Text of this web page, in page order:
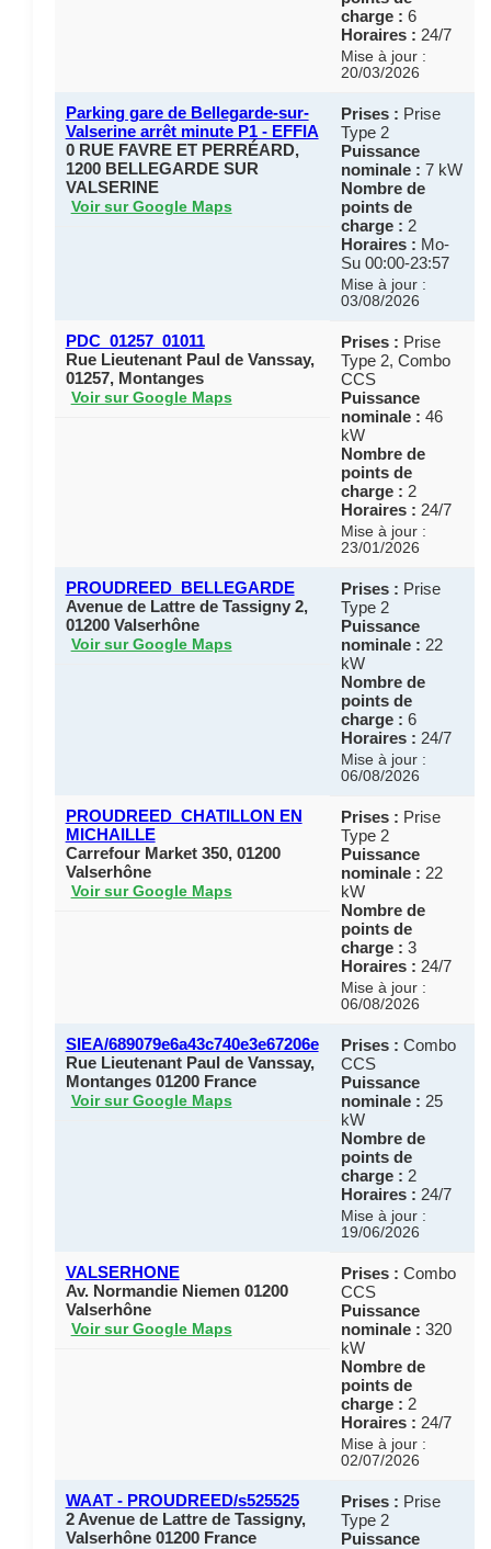
charge : 6
Horaires : 24/7
Mise à jour :
20/03/2026
Parking gare de Bellegarde-sur-
Valserine arrêt minute P1 - EFFIA
0 RUE FAVRE ET PERRÉARD,
1200 BELLEGARDE SUR
VALSERINE
Voir sur Google Maps
Prises : Prise
Type 2
Puissance
nominale : 7 kW
Nombre de
points de
charge : 2
Horaires : Mo-
Su 00:00-23:57
Mise à jour :
03/08/2026
PDC_01257_01011
Rue Lieutenant Paul de Vanssay,
01257, Montanges
Voir sur Google Maps
Prises : Prise
Type 2, Combo
CCS
Puissance
nominale : 46
kW
Nombre de
points de
charge : 2
Horaires : 24/7
Mise à jour :
23/01/2026
PROUDREED_BELLEGARDE
Avenue de Lattre de Tassigny 2,
01200 Valserhône
Voir sur Google Maps
Prises : Prise
Type 2
Puissance
nominale : 22
kW
Nombre de
points de
charge : 6
Horaires : 24/7
Mise à jour :
06/08/2026
PROUDREED_CHATILLON EN
MICHAILLE
Carrefour Market 350, 01200
Valserhône
Voir sur Google Maps
Prises : Prise
Type 2
Puissance
nominale : 22
kW
Nombre de
points de
charge : 3
Horaires : 24/7
Mise à jour :
06/08/2026
SIEA/689079e6a43c740e3e67206e
Rue Lieutenant Paul de Vanssay,
Montanges 01200 France
Voir sur Google Maps
Prises : Combo
CCS
Puissance
nominale : 25
kW
Nombre de
points de
charge : 2
Horaires : 24/7
Mise à jour :
19/06/2026
VALSERHONE
Av. Normandie Niemen 01200
Valserhône
Voir sur Google Maps
Prises : Combo
CCS
Puissance
nominale : 320
kW
Nombre de
points de
charge : 2
Horaires : 24/7
Mise à jour :
02/07/2026
WAAT - PROUDREED/s525525
2 Avenue de Lattre de Tassigny,
Valserhône 01200 France
Prises : Prise
Type 2
Puissance